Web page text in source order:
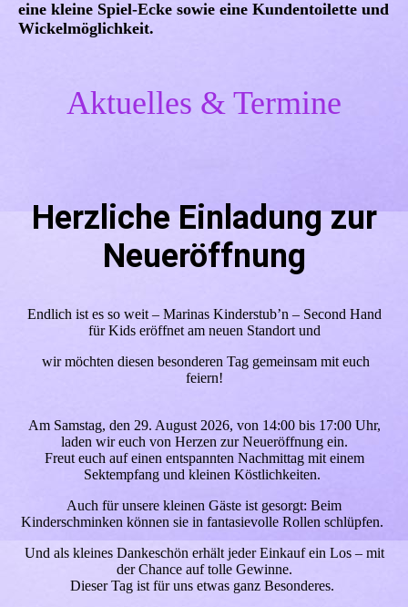
eine kleine Spiel-Ecke sowie eine Kundentoilette und
Wickelmöglichkeit.
Aktuelles & Termine
Herzliche Einladung zur
Neueröffnung
Endlich ist es so weit – Marinas Kinderstub’n – Second Hand
für Kids eröffnet am neuen Standort und
wir möchten diesen besonderen Tag gemeinsam mit euch
feiern!
Am Samstag, den 29. August 2026, von 14:00 bis 17:00 Uhr,
laden wir euch von Herzen zur Neueröffnung ein.
Freut euch auf einen entspannten Nachmittag mit einem
Sektempfang und kleinen Köstlichkeiten.
Auch für unsere kleinen Gäste ist gesorgt: Beim
Kinderschminken können sie in fantasievolle Rollen schlüpfen.
Und als kleines Dankeschön erhält jeder Einkauf ein Los – mit
der Chance auf tolle Gewinne.
Dieser Tag ist für uns etwas ganz Besonderes.